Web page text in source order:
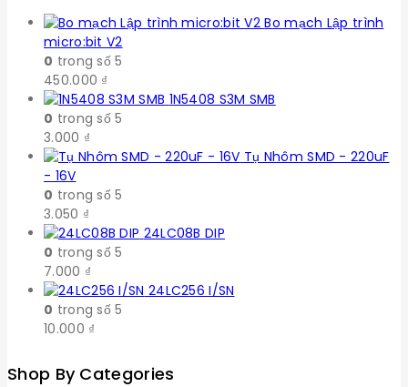
Bo mạch Lập trình
micro:bit V2
0 trong số 5
450.000 ₫
1N5408 S3M SMB
0 trong số 5
3.000 ₫
Tụ Nhôm SMD - 220uF
- 16V
0 trong số 5
3.050 ₫
24LC08B DIP
0 trong số 5
7.000 ₫
24LC256 I/SN
0 trong số 5
10.000 ₫
Shop By Categories